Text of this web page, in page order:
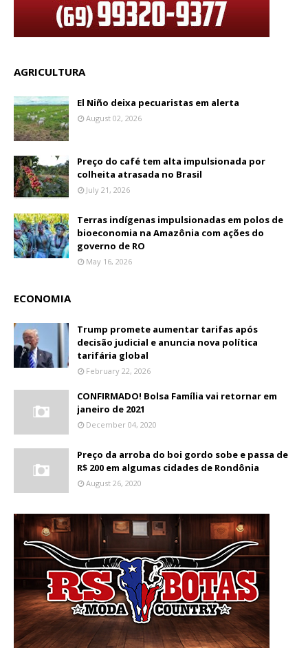
AGRICULTURA
El Niño deixa pecuaristas em alerta
August 02, 2026
Preço do café tem alta impulsionada por
colheita atrasada no Brasil
July 21, 2026
Terras indígenas impulsionadas em polos de
bioeconomia na Amazônia com ações do
governo de RO
May 16, 2026
ECONOMIA
Trump promete aumentar tarifas após
decisão judicial e anuncia nova política
tarifária global
February 22, 2026
CONFIRMADO! Bolsa Família vai retornar em
janeiro de 2021
December 04, 2020
Preço da arroba do boi gordo sobe e passa de
R$ 200 em algumas cidades de Rondônia
August 26, 2020